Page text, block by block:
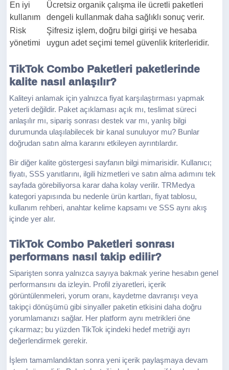
En iyi
kullanım
Ücretsiz organik çalışma ile ücretli paketleri
dengeli kullanmak daha sağlıklı sonuç verir.
Risk
yönetimi
Şifresiz işlem, doğru bilgi girişi ve hesaba
uygun adet seçimi temel güvenlik kriterleridir.
TikTok Combo Paketleri paketlerinde
kalite nasıl anlaşılır?
Kaliteyi anlamak için yalnızca fiyat karşılaştırması yapmak
yeterli değildir. Paket açıklaması açık mı, teslimat süreci
anlaşılır mı, sipariş sonrası destek var mı, yanlış bilgi
durumunda ulaşılabilecek bir kanal sunuluyor mu? Bunlar
doğrudan satın alma kararını etkileyen ayrıntılardır.
Bir diğer kalite göstergesi sayfanın bilgi mimarisidir. Kullanıcı;
fiyatı, SSS yanıtlarını, ilgili hizmetleri ve satın alma adımını tek
sayfada görebiliyorsa karar daha kolay verilir. TRMedya
kategori yapısında bu nedenle ürün kartları, fiyat tablosu,
kullanım rehberi, anahtar kelime kapsamı ve SSS aynı akış
içinde yer alır.
TikTok Combo Paketleri sonrası
performans nasıl takip edilir?
Siparişten sonra yalnızca sayıya bakmak yerine hesabın genel
performansını da izleyin. Profil ziyaretleri, içerik
görüntülenmeleri, yorum oranı, kaydetme davranışı veya
takipçi dönüşümü gibi sinyaller paketin etkisini daha doğru
yorumlamanızı sağlar. Her platform aynı metrikleri öne
çıkarmaz; bu yüzden TikTok içindeki hedef metriği ayrı
değerlendirmek gerekir.
İşlem tamamlandıktan sonra yeni içerik paylaşmaya devam